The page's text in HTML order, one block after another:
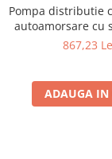
Pompa distributie
autoamorsare cu
retur automat
867,23
ADAUGA IN